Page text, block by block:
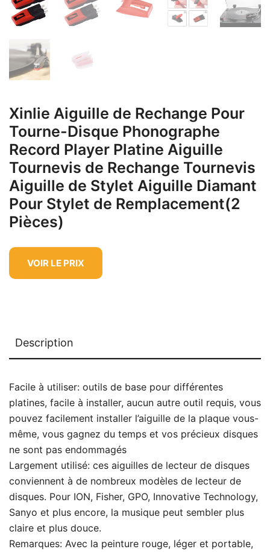
Xinlie Aiguille de Rechange Pour
Tourne-Disque Phonographe
Record Player Platine Aiguille
Tournevis de Rechange Tournevis
Aiguille de Stylet Aiguille Diamant
Pour Stylet de Remplacement(2
Pièces)
VOIR LE PRIX
Description
Facile à utiliser: outils de base pour différentes
platines, facile à installer, aucun autre outil requis, vous
pouvez facilement installer l’aiguille de la plaque vous-
même, vous gagnez du temps et vos précieux disques
ne sont pas endommagés
Largement utilisé: ces aiguilles de lecteur de disques
conviennent à de nombreux modèles de lecteur de
disques. Pour ION, Fisher, GPO, Innovative Technology,
Sanyo et plus encore, la musique peut sembler plus
claire et plus douce.
Remarques: Avec la peinture rouge, léger et portable,